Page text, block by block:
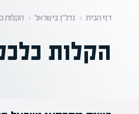
דף הבית ‹ נדל”ן בישראל ‹ הקלות
הקלות